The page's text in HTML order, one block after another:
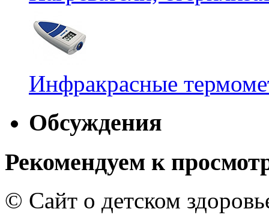
Инфракрасные
Обсуждения
Рекомендуем к
© Сайт о детском